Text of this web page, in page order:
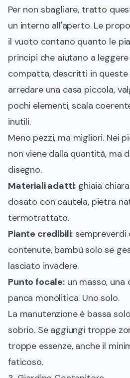
Per non sbagliare, tratto
un interno all'aperto. Le
il vuoto contano quanto le
principi che aiutano a
compatta, descritti in queste
arredare una casa piccola,
pochi elementi, scala
inutili.
Meno pezzi, ma migliori. Nei
non viene dalla quantità, ma
disegno.
Materiali adatti: ghiaia
dosato con cautela, pietra
termotrattato.
Piante credibili: sempreverdi
contenute, bambù solo se
lasciato invadere.
Punto focale:un masso, una
panca monolitica. Uno solo.
La manutenzione è bassa
sobrio. Se aggiungi troppe
troppe essenze, anche il
faticoso.